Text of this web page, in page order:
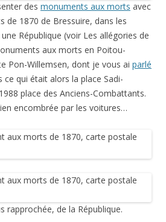
des monuments aux morts avec
de 1870 de Bressuire, dans les
République (voir Les allégories de
aux morts en Poitou-
Pon-Willemsen, dont je vous ai parlé
ce qui était alors la place Sadi-
place des Anciens-Combattants.
encombrée par les voitures…
rapprochée, de la République.